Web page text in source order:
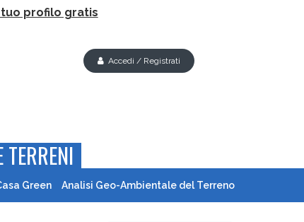
tuo profilo gratis
Accedi / Registrati
TERRENI
Green Analisi Geo-Ambientale del Terreno